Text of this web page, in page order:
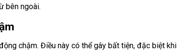
bên ngoài.
chậm. Điều này có thể gây bất tiện, đặc biệt khi